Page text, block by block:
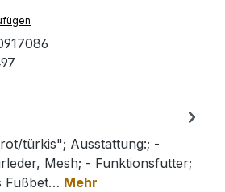
türkis"; Ausstattung:; -
Mesh; - Funktionsfutter;
Fußbet… Mehr